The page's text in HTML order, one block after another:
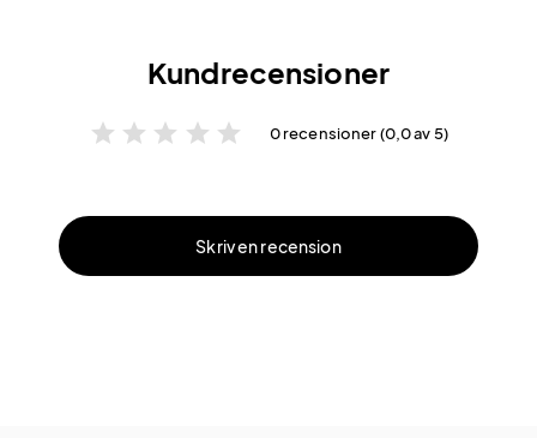
Kundrecensioner
star star star star star 0 recensioner (0,0 av 5)
Skriv en recension